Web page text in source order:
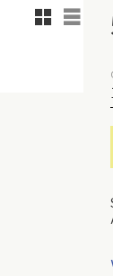
Grid view
List